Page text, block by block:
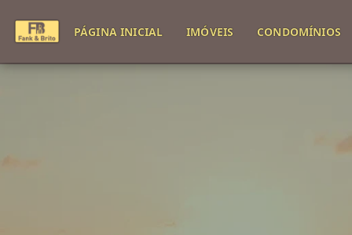
PÁGINA INICIAL IMÓVEIS CONDOMÍNIOS